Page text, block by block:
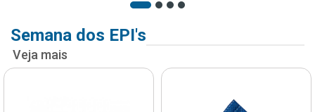
Semana dos EPI's
Veja mais